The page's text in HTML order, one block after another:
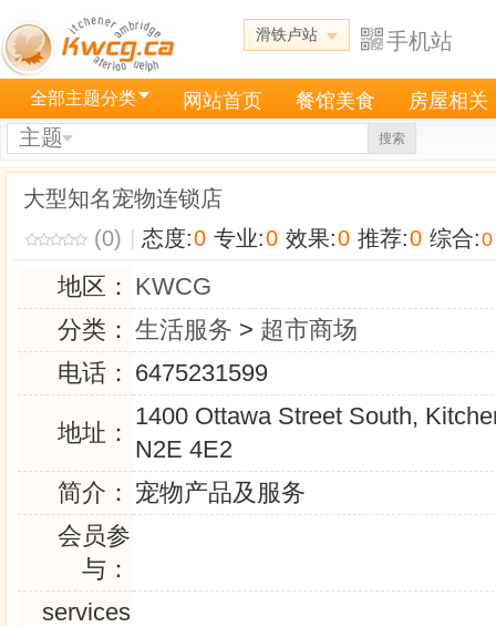
滑铁卢站 手机站
全部主题分类 网站首页 餐馆美食 房屋相关
主题 搜索
大型知名宠物连锁店
(0)
态度:0 专业:0 效果:0 推荐:0 综合:0
地区： KWCG
分类： 生活服务 > 超市商场
电话： 6475231599
地址：
1400 Ottawa Street South,
N2E 4E2
简介： 宠物产品及服务
会员参
与：
services